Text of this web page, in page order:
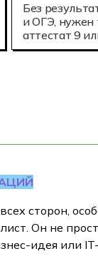
Без
и ОГЭ, нужен
аттестат 9
сторон,
Он не
идея или